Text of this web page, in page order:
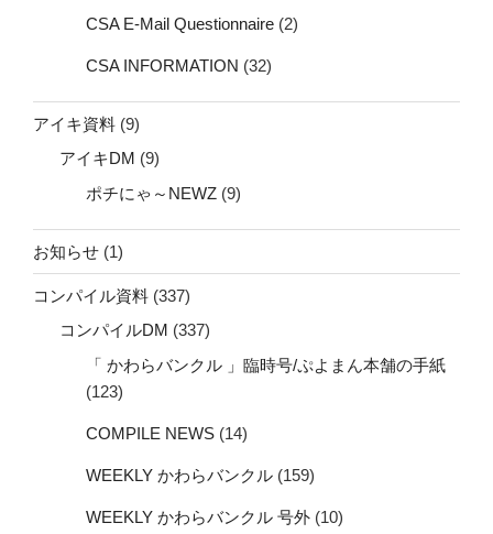
CSA E-Mail Questionnaire (2)
CSA INFORMATION (32)
アイキ資料 (9)
アイキDM (9)
ポチにゃ～NEWZ (9)
お知らせ (1)
コンパイル資料 (337)
コンパイルDM (337)
「 かわらバンクル 」臨時号/ぷよまん本舗の手紙
(123)
COMPILE NEWS (14)
WEEKLY かわらバンクル (159)
WEEKLY かわらバンクル 号外 (10)